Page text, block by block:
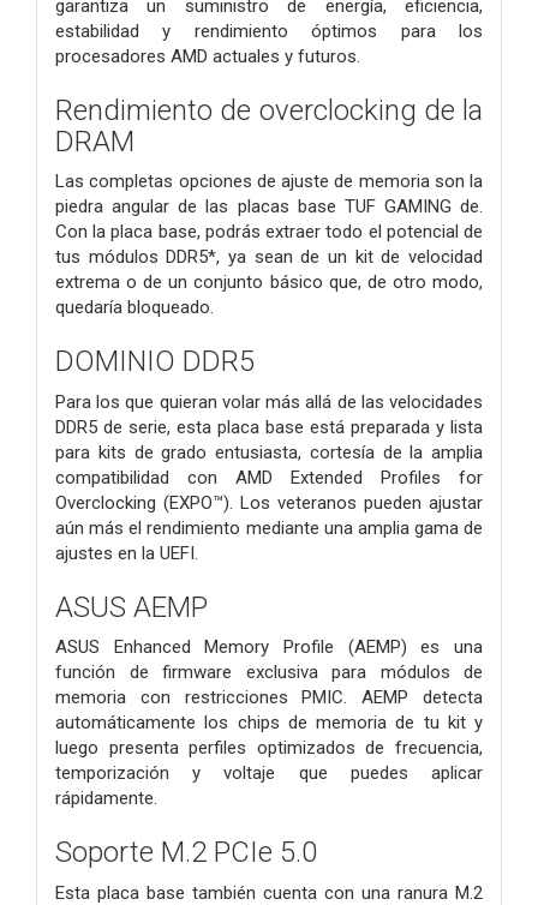
garantiza un suministro de energía, eficiencia,
estabilidad y rendimiento óptimos para los
procesadores AMD actuales y futuros.
Rendimiento de overclocking de la
DRAM
Las completas opciones de ajuste de memoria son la
piedra angular de las placas base TUF GAMING de.
Con la placa base, podrás extraer todo el potencial de
tus módulos DDR5*, ya sean de un kit de velocidad
extrema o de un conjunto básico que, de otro modo,
quedaría bloqueado.
DOMINIO DDR5
Para los que quieran volar más allá de las velocidades
DDR5 de serie, esta placa base está preparada y lista
para kits de grado entusiasta, cortesía de la amplia
compatibilidad con AMD Extended Profiles for
Overclocking (EXPO™). Los veteranos pueden ajustar
aún más el rendimiento mediante una amplia gama de
ajustes en la UEFI.
ASUS AEMP
ASUS Enhanced Memory Profile (AEMP) es una
función de firmware exclusiva para módulos de
memoria con restricciones PMIC. AEMP detecta
automáticamente los chips de memoria de tu kit y
luego presenta perfiles optimizados de frecuencia,
temporización y voltaje que puedes aplicar
rápidamente.
Soporte M.2 PCIe 5.0
Esta placa base también cuenta con una ranura M.2